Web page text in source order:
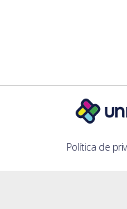
Política de